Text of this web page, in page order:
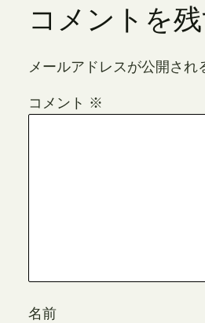
コメントを
メールアドレスが公開され
コメント ※
名前